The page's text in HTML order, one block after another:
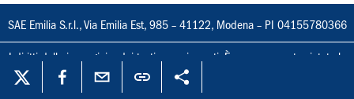
SAE Emilia S.r.l., Via Emilia Est, 985 – 41122, Modena – PI 04155780366
I diritti delle immagini e dei testi sono riservati. È espressamente vietata la
loro riproduzione con qualsiasi mezzo e l'adattamento totale o parziale.